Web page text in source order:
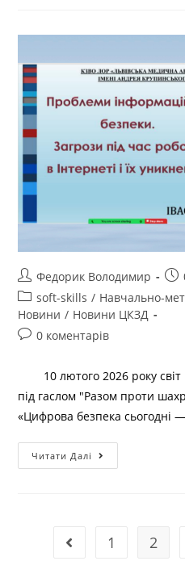
Федорик Володимир
soft-skills / Навчально-
Новини / Новини ЦКЗД
0 коментарів
10 лютого 2026 року світ
під гаслом "Разом проти
«Цифрова безпека сьогодні
Читати Далі
1 2